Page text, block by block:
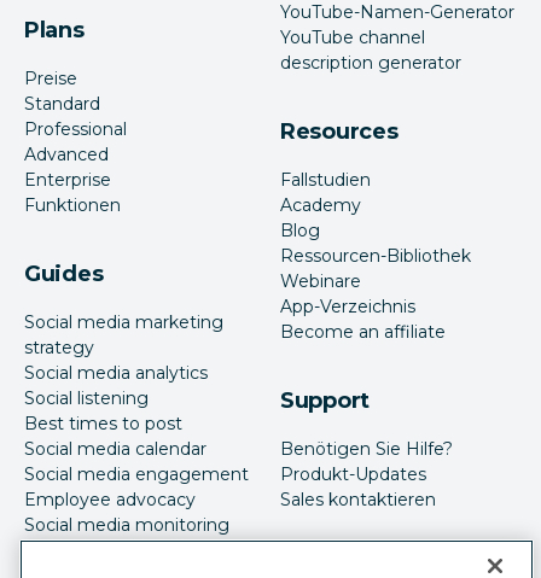
Plans
Preise
Standard
Professional
Advanced
Enterprise
Funktionen
Guides
Social media marketing
strategy
Social media analytics
Social listening
Best times to post
Social media calendar
Social media engagement
Employee advocacy
Social media monitoring
YouTube-Namen-Generator
YouTube channel
description generator
Resources
Fallstudien
Academy
Blog
Ressourcen-Bibliothek
Webinare
App-Verzeichnis
Become an affiliate
Support
Benötigen Sie Hilfe?
Produkt-Updates
Sales kontaktieren